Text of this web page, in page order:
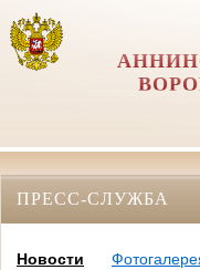
ПРЕСС-СЛУЖБА
Новости